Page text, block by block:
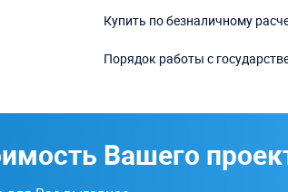
Купить по безналичному
Порядок работы с
Вашего